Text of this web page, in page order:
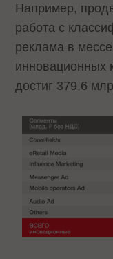
Например,
работа с
реклама в
инновационных
достиг 379,6